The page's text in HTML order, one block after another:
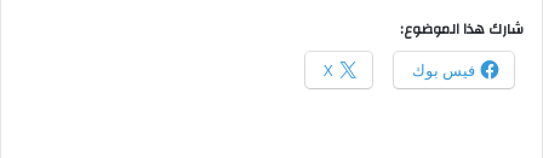
شارك هذا الموضوع:
فيس بوك X